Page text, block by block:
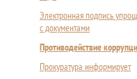
Электронная подпись
с документами
Противодействие
Прокуратура информирует